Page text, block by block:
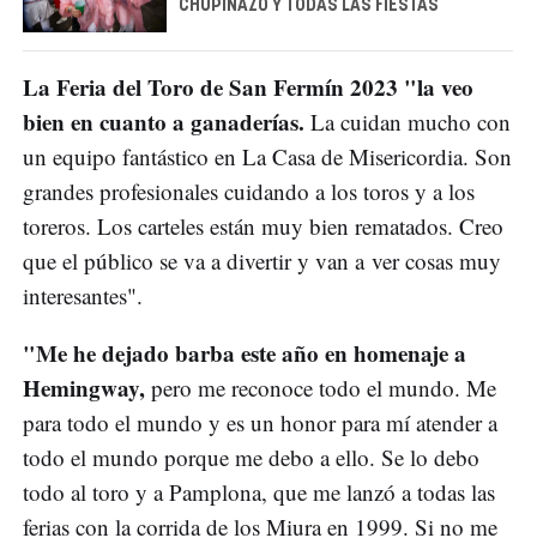
CHUPINAZO Y TODAS LAS FIESTAS
La Feria del Toro de San Fermín 2023 "la veo
bien en cuanto a ganaderías. La cuidan mucho con
un equipo fantástico en La Casa de Misericordia. Son
grandes profesionales cuidando a los toros y a los
toreros. Los carteles están muy bien rematados. Creo
que el público se va a divertir y van a ver cosas muy
interesantes".
"Me he dejado barba este año en homenaje a
Hemingway, pero me reconoce todo el mundo. Me
para todo el mundo y es un honor para mí atender a
todo el mundo porque me debo a ello. Se lo debo
todo al toro y a Pamplona, que me lanzó a todas las
ferias con la corrida de los Miura en 1999. Si no me